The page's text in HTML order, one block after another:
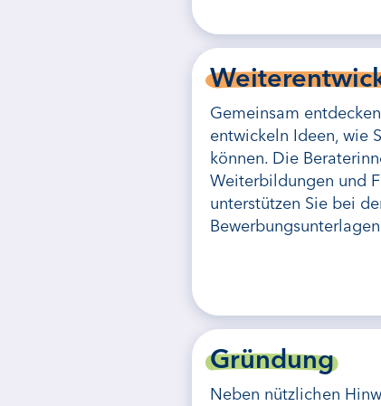
Gemeinsam
entwickeln Ideen, wie
können. Die
Weiterbildungen und
unterstützen Sie bei
Gründung
Neben nützlichen